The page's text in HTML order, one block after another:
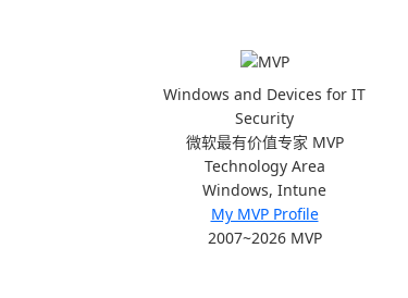
Windows and Devices for IT
Security
微软最有价值专家 MVP
Technology Area
Windows, Intune
My MVP Profile
2007~2026 MVP